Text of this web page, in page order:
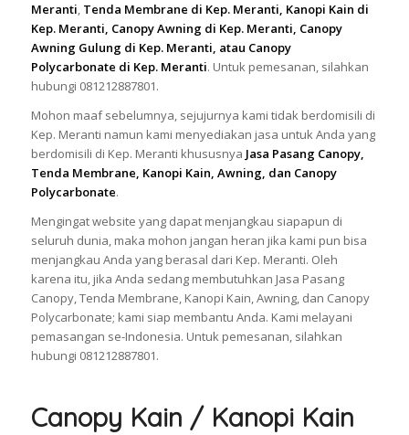
Meranti, Tenda Membrane di Kep. Meranti, Kanopi Kain di
Kep. Meranti, Canopy Awning di Kep. Meranti, Canopy
Awning Gulung di Kep. Meranti, atau Canopy
Polycarbonate di Kep. Meranti. Untuk pemesanan, silahkan
hubungi 081212887801.
Mohon maaf sebelumnya, sejujurnya kami tidak berdomisili di
Kep. Meranti namun kami menyediakan jasa untuk Anda yang
berdomisili di Kep. Meranti khususnya Jasa Pasang Canopy,
Tenda Membrane, Kanopi Kain, Awning, dan Canopy
Polycarbonate.
Mengingat website yang dapat menjangkau siapapun di
seluruh dunia, maka mohon jangan heran jika kami pun bisa
menjangkau Anda yang berasal dari Kep. Meranti. Oleh
karena itu, jika Anda sedang membutuhkan Jasa Pasang
Canopy, Tenda Membrane, Kanopi Kain, Awning, dan Canopy
Polycarbonate; kami siap membantu Anda. Kami melayani
pemasangan se-Indonesia. Untuk pemesanan, silahkan
hubungi 081212887801.
Canopy Kain / Kanopi Kain